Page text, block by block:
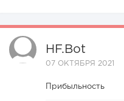
HF.bot
07 ОКТЯБРЯ 2021
Прибыльность